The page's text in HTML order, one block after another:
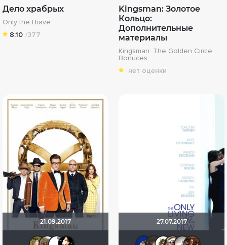
Дело храбрых
Only the Brave
8.10 /377
Kingsman: Золотое
Кольцо:
Дополнительные
материалы
Kingsman: The Golden Circle:
Bonuces
нет оценки
21.09.2017
Vladimir Samsonov
sem1980
27.07.2017
didak2002